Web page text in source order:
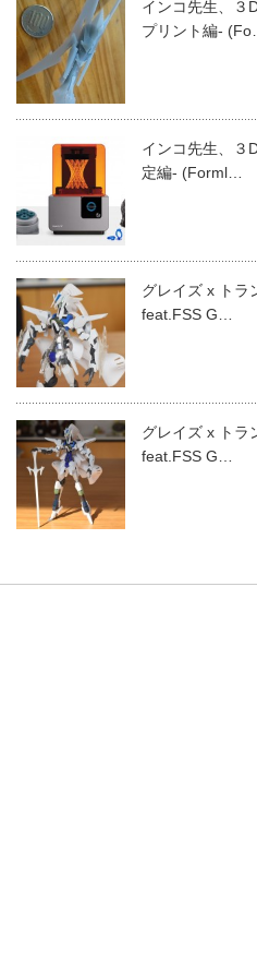
インコ先生、３
プリント編- (Fo…
インコ先生、
定編- (Forml…
グレイズ x トラ
feat.FSS G…
グレイズ x トラ
feat.FSS G…